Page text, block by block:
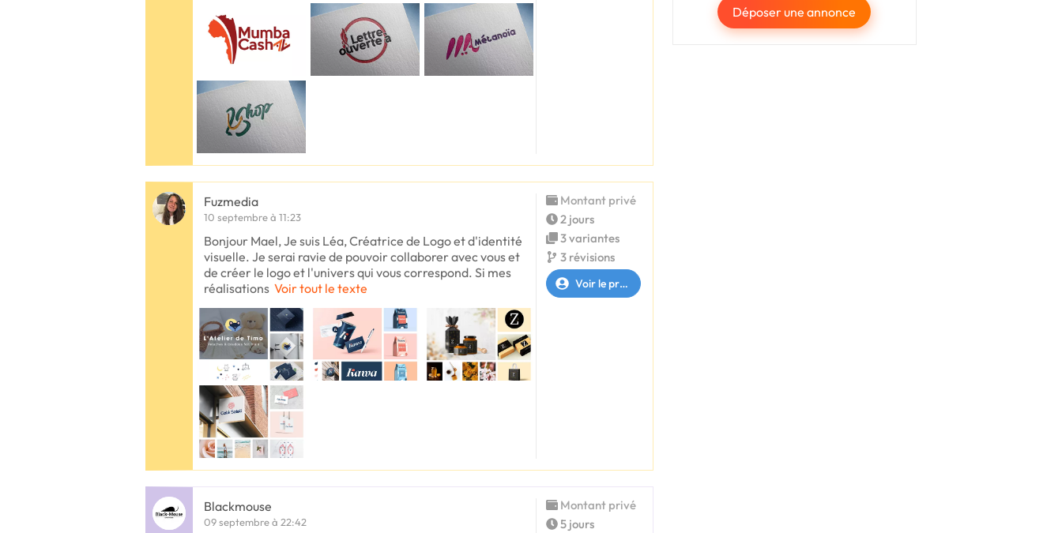
Déposer une annonce
Fuzmedia
10 septembre à 11:23
Bonjour Mael, Je suis Léa, Créatrice de Logo et d'identité
visuelle. Je serai ravie de pouvoir collaborer avec vous et
de créer le logo et l'univers qui vous correspond. Si mes
réalisations Voir tout le texte
Montant privé
2 jours
3 variantes
3 révisions
Voir le profil
Blackmouse
09 septembre à 22:42
Montant privé
5 jours